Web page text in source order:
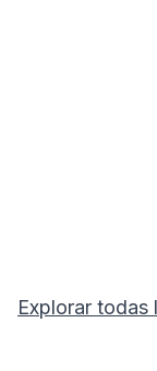
Explorar todas